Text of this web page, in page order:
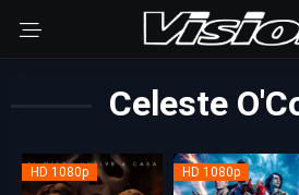
Celeste
HD 1080p HD 1080p